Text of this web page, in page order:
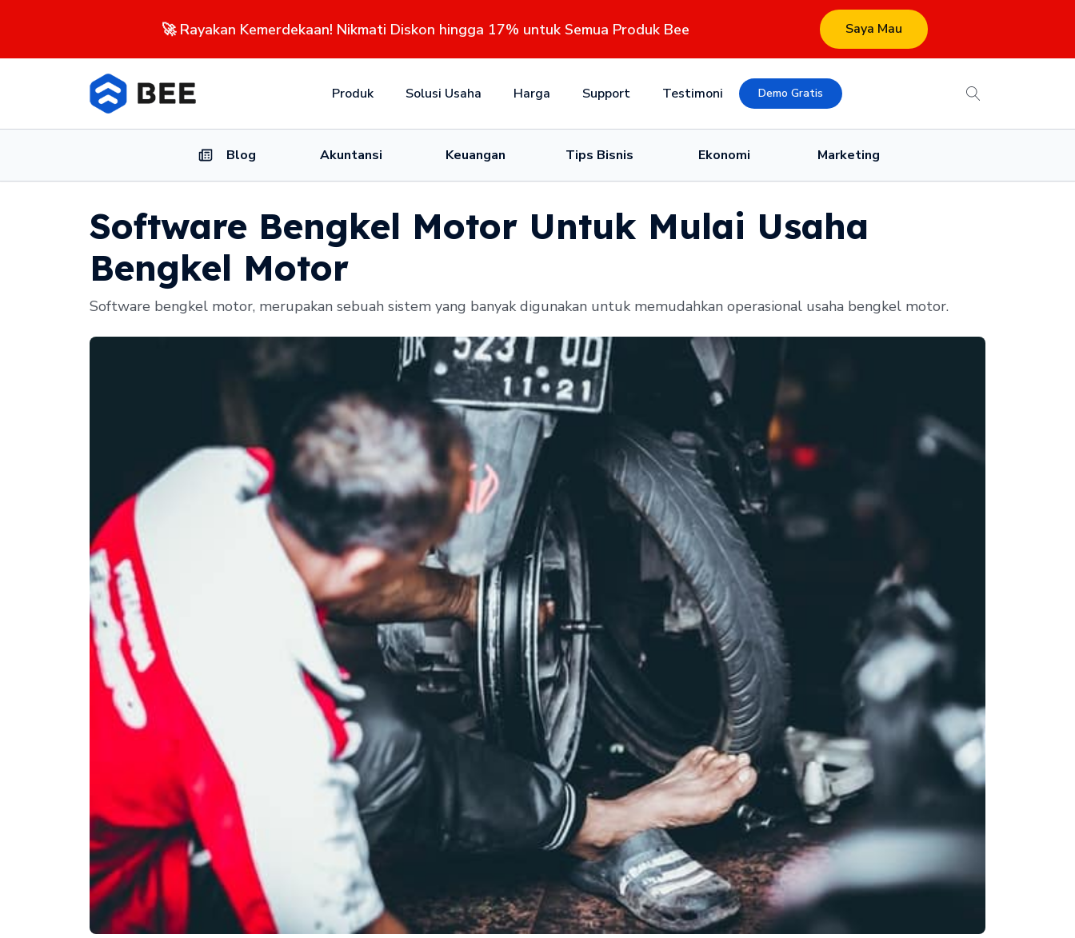
🚀 Rayakan Kemerdekaan! Nikmati Diskon hingga 17% untuk Semua Produk Bee Saya Mau
Produk Solusi Usaha Harga Support Testimoni Demo Gratis
Blog Akuntansi Keuangan Tips Bisnis Ekonomi Marketing
Software Bengkel Motor Untuk Mulai Usaha
Bengkel Motor
Software bengkel motor, merupakan sebuah sistem yang banyak digunakan untuk memudahkan operasional usaha bengkel motor.